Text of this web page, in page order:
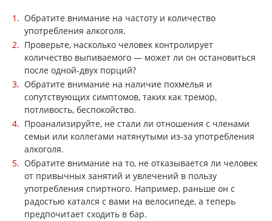
Обратите внимание на частоту и количество
употребления алкоголя.
Проверьте, насколько человек контролирует
количество выпиваемого — может ли он остановиться
после одной-двух порций?
Обратите внимание на наличие похмелья и
сопутствующих симптомов, таких как тремор,
потливость, беспокойство.
Проанализируйте, не стали ли отношения с членами
семьи или коллегами натянутыми из-за употребления
алкоголя.
Обратите внимание на то, не отказывается ли человек
от привычных занятий и увлечений в пользу
употребления спиртного. Например, раньше он с
радостью катался с вами на велосипеде, а теперь
предпочитает сходить в бар.